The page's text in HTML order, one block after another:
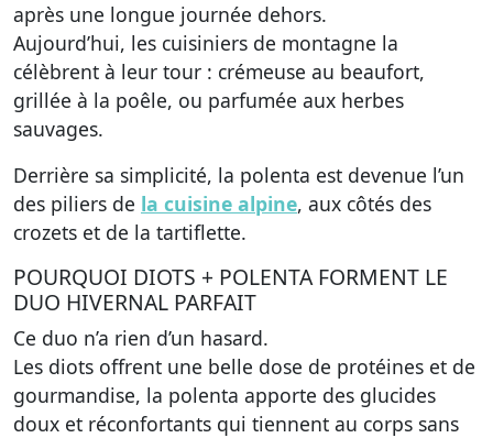
après une longue journée dehors.
Aujourd’hui, les cuisiniers de montagne la
célèbrent à leur tour : crémeuse au beaufort,
grillée à la poêle, ou parfumée aux herbes
sauvages.
Derrière sa simplicité, la polenta est devenue l’un
des piliers de la cuisine alpine, aux côtés des
crozets et de la tartiflette.
POURQUOI DIOTS + POLENTA FORMENT LE
DUO HIVERNAL PARFAIT
Ce duo n’a rien d’un hasard.
Les diots offrent une belle dose de protéines et de
gourmandise, la polenta apporte des glucides
doux et réconfortants qui tiennent au corps sans